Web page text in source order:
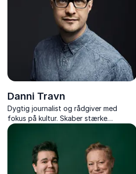
Danni Travn
Dygtig journalist og rådgiver med
fokus på kultur. Skaber stærke
fortællinger